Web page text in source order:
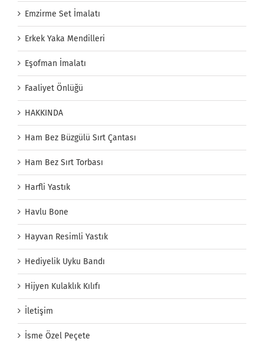
Emzirme Set İmalatı
Erkek Yaka Mendilleri
Eşofman İmalatı
Faaliyet Önlüğü
HAKKINDA
Ham Bez Büzgülü Sırt Çantası
Ham Bez Sırt Torbası
Harfli Yastık
Havlu Bone
Hayvan Resimli Yastık
Hediyelik Uyku Bandı
Hijyen Kulaklık Kılıfı
İletişim
İsme Özel Peçete